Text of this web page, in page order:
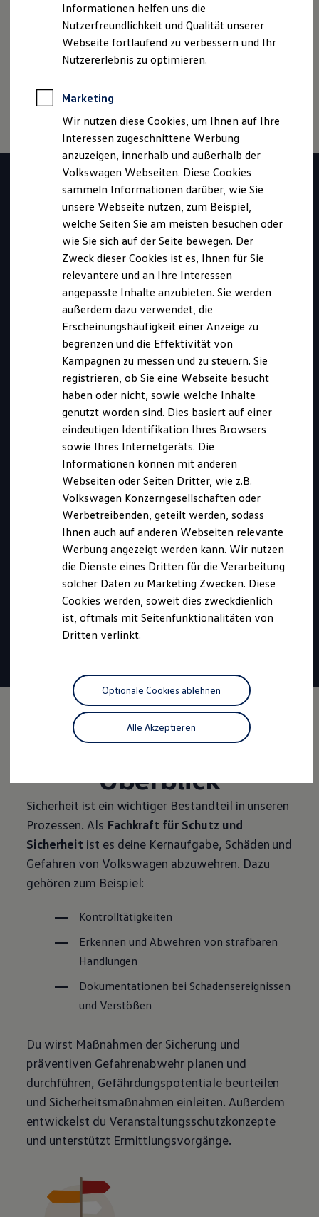
Hinweis: Auf dieser Seite geht es im Detail um den
Ausbildungsberuf Fachkraft für Schutz und
Sicherheit(w/m/d). Wenn du mehr zur Ausbildung bei
Volkswagenerfahren möchtest, klicke bitte
Kurz notiert
Diese Ausbildung bieten wir an in:
Wolfsburg
Kassel
Bewerbungszeitraum:
01.08.2026 bis 30.04.2027
Beginn:September 2027
Dauer:3 Jahre
Vergütungab 1.327 €
Die Ausbildung im
Überblick
Sicherheit ist ein wichtiger Bestandteil in unseren
Prozessen. Als Fachkraft für Schutz und
Sicherheit ist es deine Kernaufgabe, Schäden und
Gefahren von Volkswagen abzuwehren. Dazu
gehören zum Beispiel:
Kontrolltätigkeiten
Erkennen und Abwehren von strafbaren
Handlungen
Dokumentationen bei Schadensereignissen
und Verstößen
Du wirst Maßnahmen der Sicherung und
präventiven Gefahrenabwehr planen und
durchführen, Gefährdungspotentiale beurteilen
und Sicherheitsmaßnahmen einleiten. Außerdem
entwickelst du Veranstaltungsschutzkonzepte
und unterstützt Ermittlungsvorgänge.
Informationen helfen uns die
Nutzerfreundlichkeit und Qualität unserer
Webseite fortlaufend zu verbessern und Ihr
Nutzererlebnis zu optimieren.
Marketing
Wir nutzen diese Cookies, um Ihnen auf Ihre
Interessen zugeschnittene Werbung
anzuzeigen, innerhalb und außerhalb der
Volkswagen Webseiten. Diese Cookies
sammeln Informationen darüber, wie Sie
unsere Webseite nutzen, zum Beispiel,
welche Seiten Sie am meisten besuchen oder
wie Sie sich auf der Seite bewegen. Der
Zweck dieser Cookies ist es, Ihnen für Sie
relevantere und an Ihre Interessen
angepasste Inhalte anzubieten. Sie werden
außerdem dazu verwendet, die
Erscheinungshäufigkeit einer Anzeige zu
begrenzen und die Effektivität von
Kampagnen zu messen und zu steuern. Sie
registrieren, ob Sie eine Webseite besucht
haben oder nicht, sowie welche Inhalte
genutzt worden sind. Dies basiert auf einer
eindeutigen Identifikation Ihres Browsers
sowie Ihres Internetgeräts. Die
Informationen können mit anderen
Webseiten oder Seiten Dritter, wie z.B.
Volkswagen Konzerngesellschaften oder
Werbetreibenden, geteilt werden, sodass
Ihnen auch auf anderen Webseiten relevante
Werbung angezeigt werden kann. Wir nutzen
die Dienste eines Dritten für die Verarbeitung
solcher Daten zu Marketing Zwecken. Diese
Cookies werden, soweit dies zweckdienlich
ist, oftmals mit Seitenfunktionalitäten von
Dritten verlinkt.
Alle Akzeptieren
Optionale Cookies ablehnen